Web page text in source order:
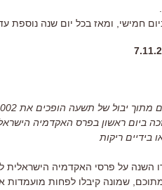
ביום ראשון בפרס האקדמיה
בידיים ריקות
על פרסי האקדמיה הישראלית
שמונה קיבלו לפחות מועמדות